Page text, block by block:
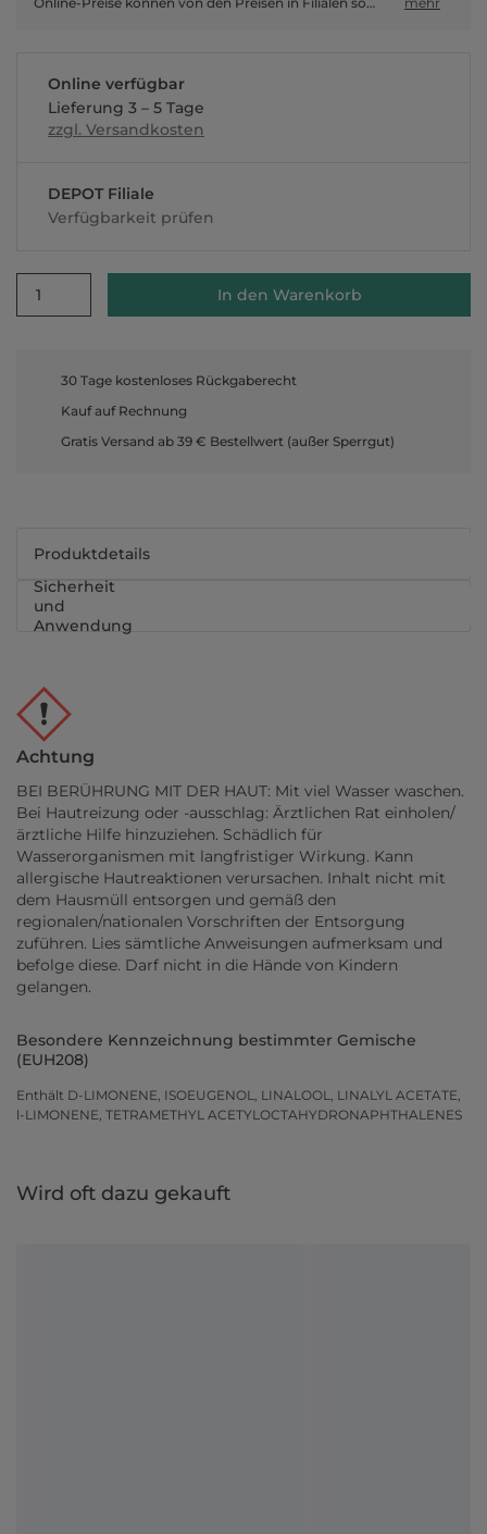
Online verfügbar
Lieferung 3 – 5 Tage
zzgl. Versandkosten
DEPOT Filiale
Verfügbarkeit prüfen
1 In den Warenkorb
30 Tage kostenloses Rückgaberecht
Kauf auf Rechnung
Gratis Versand ab 39 € Bestellwert (außer Sperrgut)
Produktdetails
Sicherheit
und
Anwendung
Achtung
BEI BERÜHRUNG MIT DER HAUT: Mit viel Wasser waschen.
Bei Hautreizung oder -ausschlag: Ärztlichen Rat einholen/
ärztliche Hilfe hinzuziehen. Schädlich für
Wasserorganismen mit langfristiger Wirkung. Kann
allergische Hautreaktionen verursachen. Inhalt nicht mit
dem Hausmüll entsorgen und gemäß den
regionalen/nationalen Vorschriften der Entsorgung
zuführen. Lies sämtliche Anweisungen aufmerksam und
befolge diese. Darf nicht in die Hände von Kindern
gelangen.
Besondere Kennzeichnung bestimmter Gemische
(EUH208)
Enthält D-LIMONENE, ISOEUGENOL, LINALOOL, LINALYL ACETATE,
l-LIMONENE, TETRAMETHYL ACETYLOCTAHYDRONAPHTHALENES
Wird oft dazu gekauft